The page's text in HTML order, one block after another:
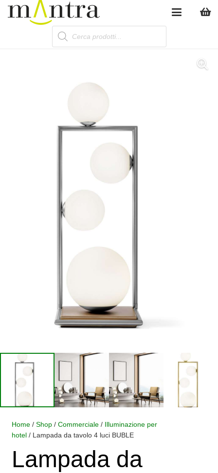
Products
search
Home / Shop / Commerciale / Illuminazione per
hotel / Lampada da tavolo 4 luci BUBLE
Lampada da